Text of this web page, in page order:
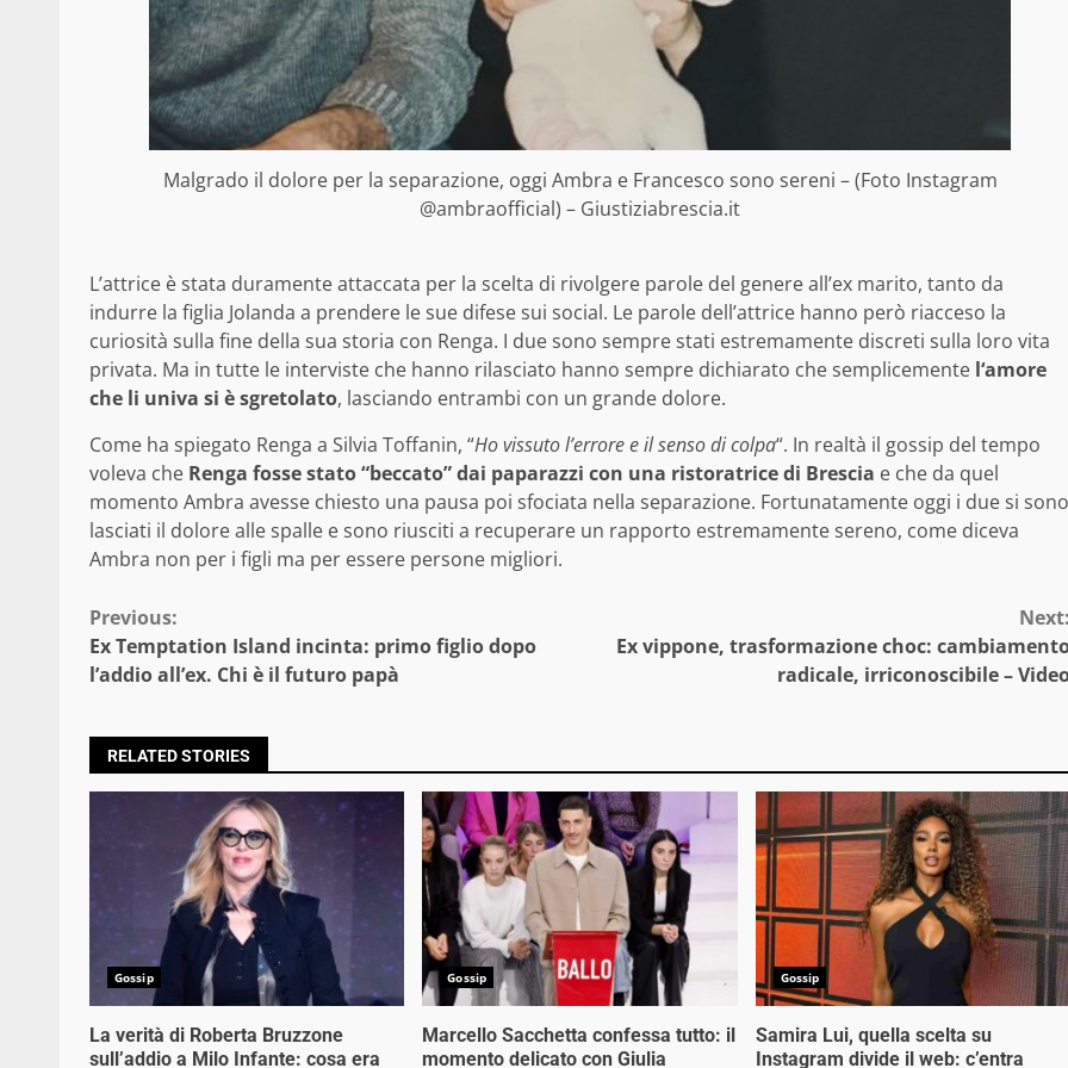
Malgrado il dolore per la separazione, oggi Ambra e Francesco sono sereni – (Foto Instagram
@ambraofficial) – Giustiziabrescia.it
L’attrice è stata duramente attaccata per la scelta di rivolgere parole del genere all’ex marito, tanto da
indurre la figlia Jolanda a prendere le sue difese sui social. Le parole dell’attrice hanno però riacceso la
curiosità sulla fine della sua storia con Renga. I due sono sempre stati estremamente discreti sulla loro vita
privata. Ma in tutte le interviste che hanno rilasciato hanno sempre dichiarato che semplicemente l‘amore
che li univa si è sgretolato, lasciando entrambi con un grande dolore.
Come ha spiegato Renga a Silvia Toffanin, “Ho vissuto l’errore e il senso di colpa“. In realtà il gossip del tempo
voleva che Renga fosse stato “beccato” dai paparazzi con una ristoratrice di Brescia e che da quel
momento Ambra avesse chiesto una pausa poi sfociata nella separazione. Fortunatamente oggi i due si sono
lasciati il dolore alle spalle e sono riusciti a recuperare un rapporto estremamente sereno, come diceva
Ambra non per i figli ma per essere persone migliori.
Continue
Reading
Previous:
Ex Temptation Island incinta: primo figlio dopo
l’addio all’ex. Chi è il futuro papà
Ex vippone, trasformazione choc:
radicale, irriconoscibile –
RELATED STORIES
Gossip
La verità di Roberta Bruzzone
sull’addio a Milo Infante: cosa era
Gossip
Marcello Sacchetta confessa tutto: il
momento delicato con Giulia
Gossip
Samira Lui, quella scelta su
Instagram divide il web: c’entra